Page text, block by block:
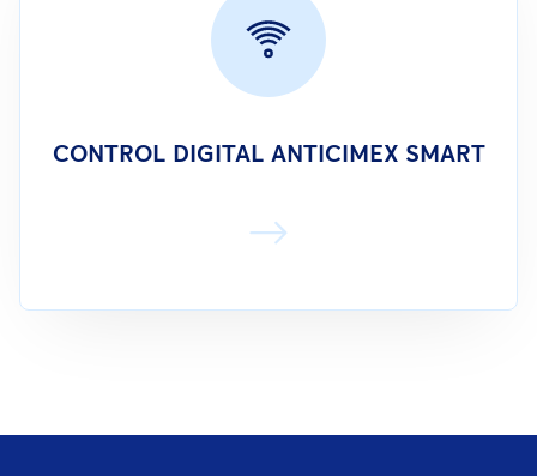
CONTROL DIGITAL ANTICIMEX SMART